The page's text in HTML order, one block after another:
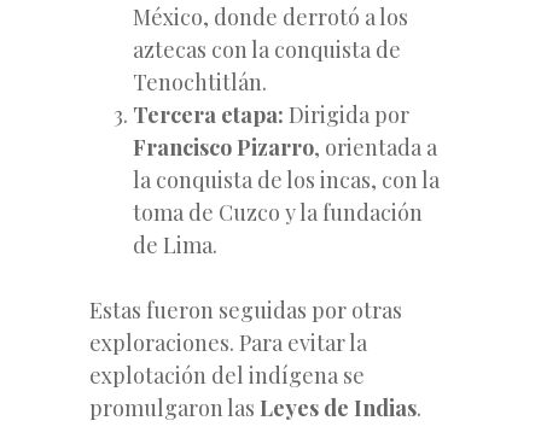
México, donde derrotó a los
aztecas con la conquista de
Tenochtitlán.
Tercera etapa: Dirigida por
Francisco Pizarro, orientada a
la conquista de los incas, con la
toma de Cuzco y la fundación
de Lima.
Estas fueron seguidas por otras
exploraciones. Para evitar la
explotación del indígena se
promulgaron las Leyes de Indias.